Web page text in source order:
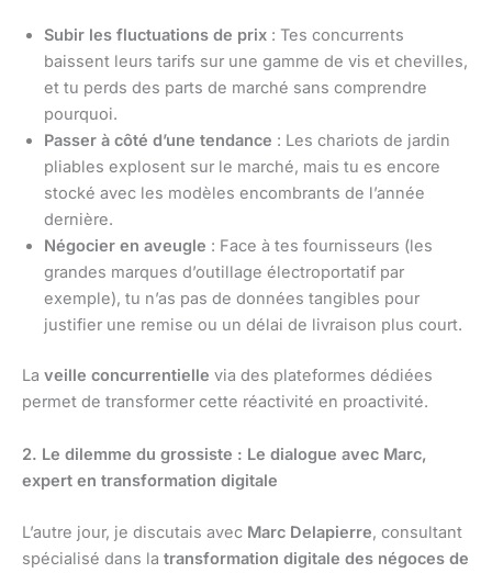
Subir les fluctuations de prix : Tes concurrents
baissent leurs tarifs sur une gamme de vis et chevilles,
et tu perds des parts de marché sans comprendre
pourquoi.
Passer à côté d’une tendance : Les chariots de jardin
pliables explosent sur le marché, mais tu es encore
stocké avec les modèles encombrants de l’année
dernière.
Négocier en aveugle : Face à tes fournisseurs (les
grandes marques d’outillage électroportatif par
exemple), tu n’as pas de données tangibles pour
justifier une remise ou un délai de livraison plus court.
La veille concurrentielle via des plateformes dédiées
permet de transformer cette réactivité en proactivité.
2. Le dilemme du grossiste : Le dialogue avec Marc,
expert en transformation digitale
L’autre jour, je discutais avec Marc Delapierre, consultant
spécialisé dans la transformation digitale des négoces de